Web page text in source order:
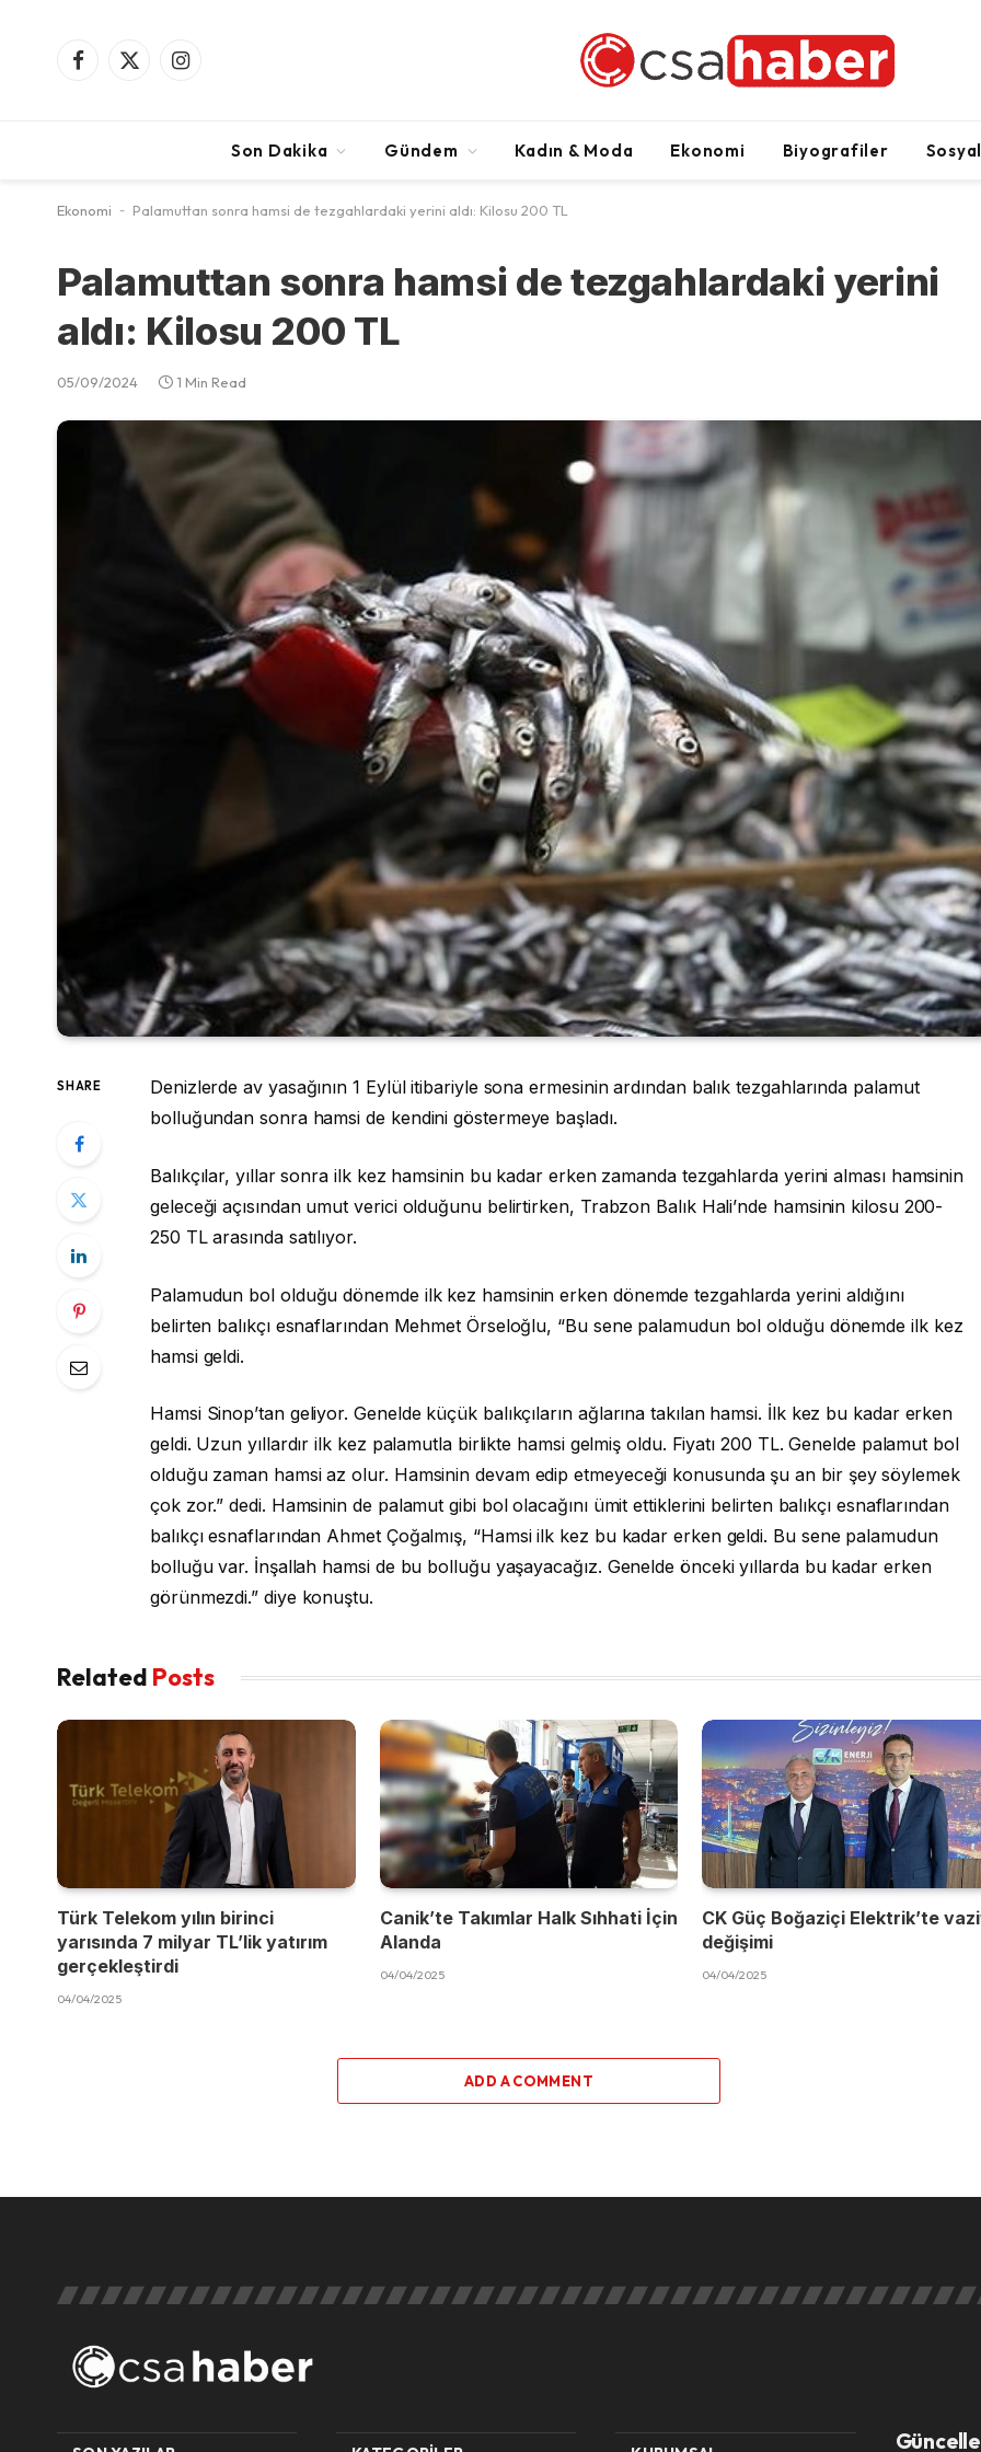
Facebook
X
Instagram
Son Dakika Gündem Kadın & Moda Ekonomi Biyografiler
Ekonomi - Palamuttan sonra hamsi de tezgahlardaki yerini aldı: Kilosu 200 TL
Palamuttan sonra hamsi de tezgahlardaki yerini
aldı: Kilosu 200 TL
05/09/2024 1 Min Read
SHARE
Denizlerde av yasağının 1 Eylül itibariyle sona ermesinin ardından balık tezgahlarında palamut
bolluğundan sonra hamsi de kendini göstermeye başladı.
Balıkçılar, yıllar sonra ilk kez hamsinin bu kadar erken zamanda tezgahlarda yerini alması hamsinin
geleceği açısından umut verici olduğunu belirtirken, Trabzon Balık Hali’nde hamsinin kilosu 200-
250 TL arasında satılıyor.
Palamudun bol olduğu dönemde ilk kez hamsinin erken dönemde tezgahlarda yerini aldığını
belirten balıkçı esnaflarından Mehmet Örseloğlu, “Bu sene palamudun bol olduğu dönemde ilk kez
hamsi geldi.
Hamsi Sinop’tan geliyor. Genelde küçük balıkçıların ağlarına takılan hamsi. İlk kez bu kadar erken
geldi. Uzun yıllardır ilk kez palamutla birlikte hamsi gelmiş oldu. Fiyatı 200 TL. Genelde palamut bol
olduğu zaman hamsi az olur. Hamsinin devam edip etmeyeceği konusunda şu an bir şey söylemek
çok zor.” dedi. Hamsinin de palamut gibi bol olacağını ümit ettiklerini belirten balıkçı esnaflarından
balıkçı esnaflarından Ahmet Çoğalmış, “Hamsi ilk kez bu kadar erken geldi. Bu sene palamudun
bolluğu var. İnşallah hamsi de bu bolluğu yaşayacağız. Genelde önceki yıllarda bu kadar erken
görünmezdi.” diye konuştu.
Related Posts
Türk Telekom yılın birinci
yarısında 7 milyar TL’lik yatırım
gerçekleştirdi
04/04/2025
Canik’te Takımlar Halk Sıhhati İçin
Alanda
04/04/2025
CK Güç Boğaziçi Elektrik’te
değişimi
04/04/2025
ADD A COMMENT